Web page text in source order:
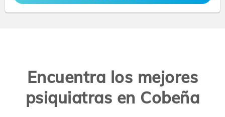
Encuentra los mejores
psiquiatras en Cobeña